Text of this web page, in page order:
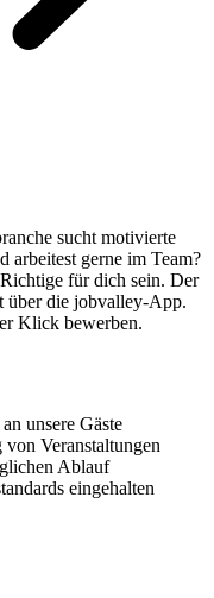
sucht motivierte
gerne im Team?
für dich sein. Der
über die jobvalley-App.
Klick bewerben.
unsere Gäste
Veranstaltungen
Ablauf
eingehalten